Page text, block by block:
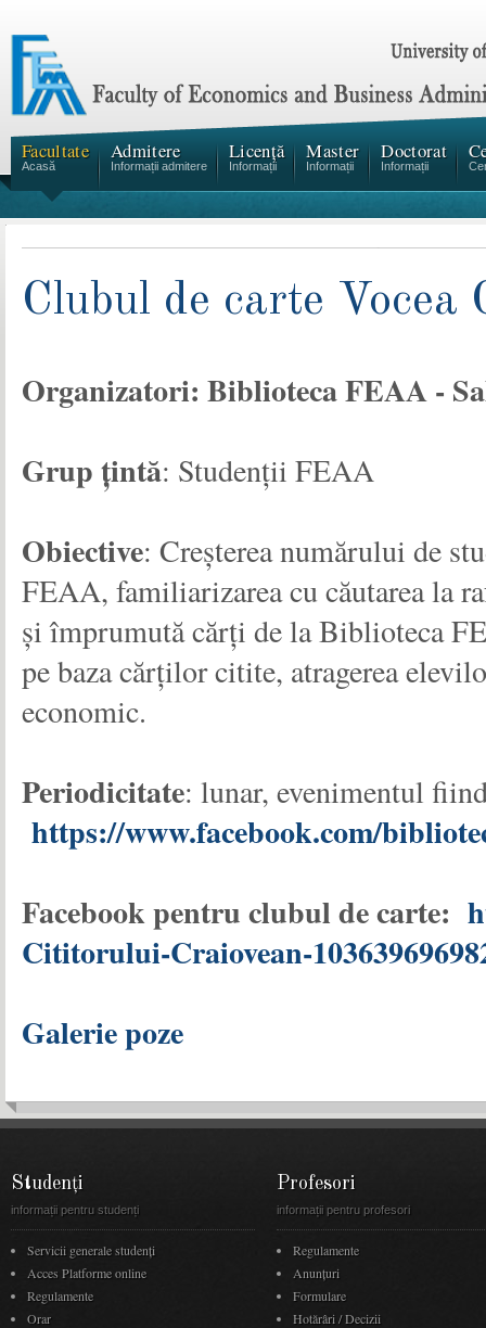
Facultate
Acasă
Admitere
Informații admitere
Licență
Informații
Master
Informații
Doctorat
Informații
Clubul de carte
Organizatori: Biblioteca FEAA -
Grup țintă: Studenții FEAA
Obiective: Creșterea numărului de
FEAA, familiarizarea cu căutarea la
și împrumută cărți de la Biblioteca
pe baza cărților citite, atragerea
economic.
Periodicitate: lunar, evenimentul
https://www.facebook.com/
Facebook pentru clubul de carte:
Cititorului-Craiovean-
Galerie poze
Studenți
informații pentru studenți
Servicii generale studenți
Acces Platforme online
Regulamente
Orar
Profesori
informații pentru profesori
Regulamente
Anunţuri
Formulare
Hotărâri / Decizii